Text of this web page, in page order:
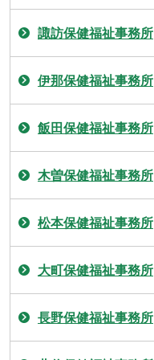
諏訪保健福祉事務所
伊那保健福祉事務所
飯田保健福祉事務所
木曽保健福祉事務所
松本保健福祉事務所
大町保健福祉事務所
長野保健福祉事務所